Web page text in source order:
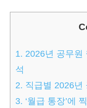
1. 2026년 공무원
석
2. 직급별 2026년
3. ‘월급 통장’에